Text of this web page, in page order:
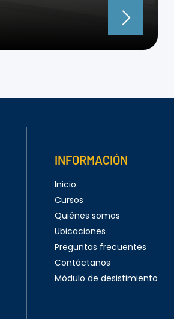
INFORMACIÓN
Inicio
Cursos
Quiénes somos
Ubicaciones
Preguntas frecuentes
Contáctanos
Módulo de desistimiento